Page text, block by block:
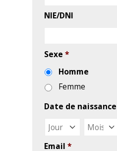
Téléphone
Ville en Espagne
Code postal